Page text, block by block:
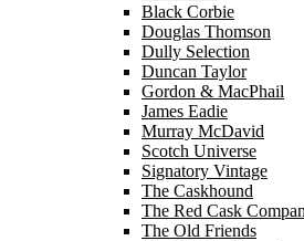
Black Corbie
Douglas Thomson
Dully Selection
Duncan Taylor
Gordon & MacPhail
James Eadie
Murray McDavid
Scotch Universe
Signatory Vintage
The Caskhound
The Red Cask
The Old Friends